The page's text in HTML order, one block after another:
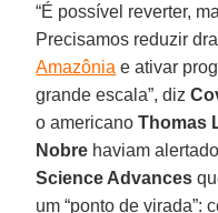
“É possível reverter,
Precisamos reduzir
Amazônia e ativar
grande escala”, diz
o americanoThomas
Nobre haviam
Science Advances
um “ponto de virada”: